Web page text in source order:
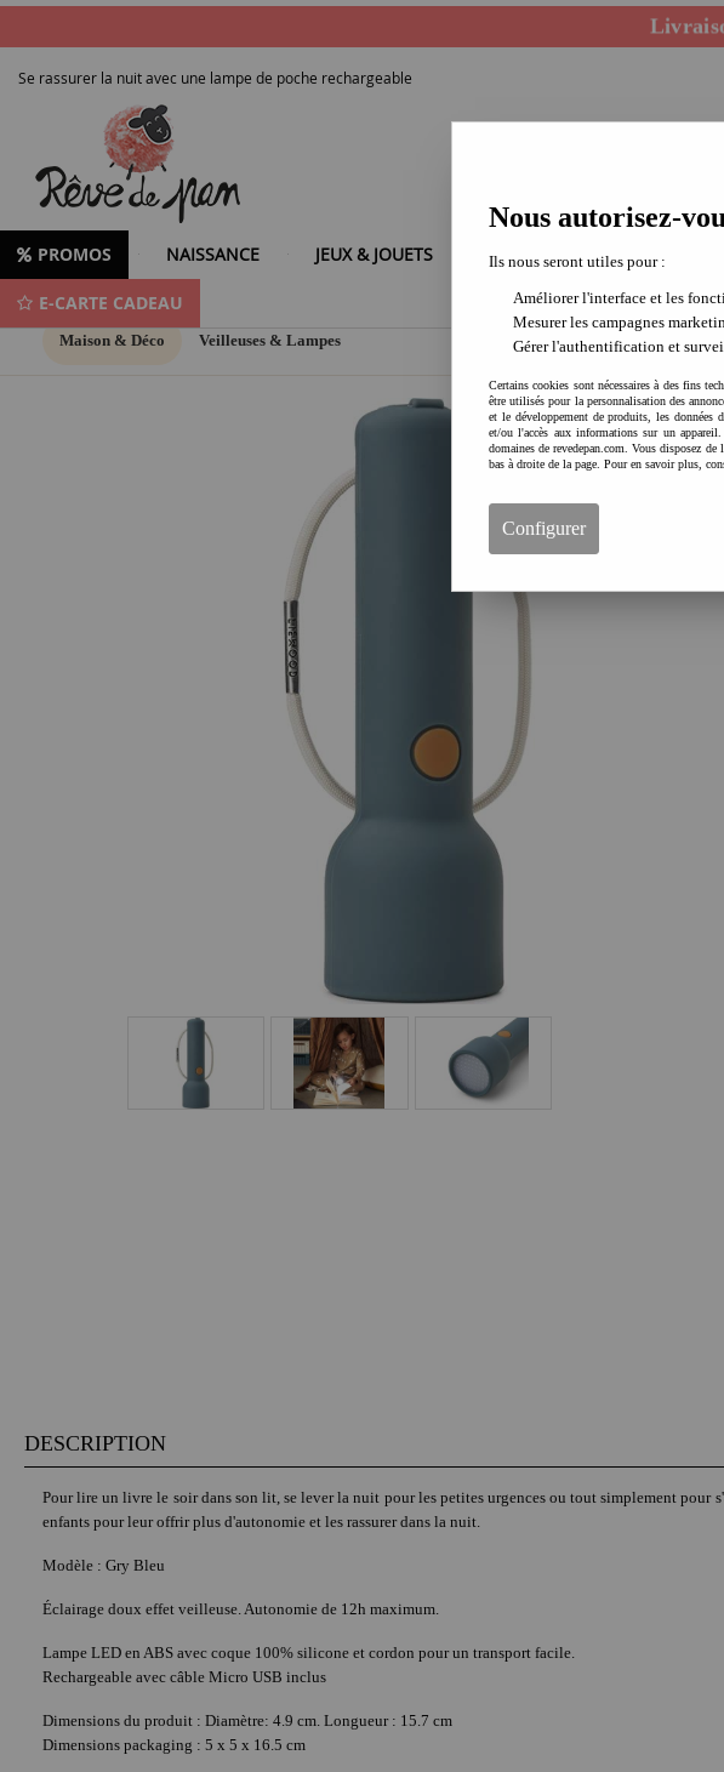
Se rassurer la nuit avec une lampe de poche rechargeable
PROMOS NAISSANCE JEUX & JOUETS LOISIRS CREATIFS
E-CARTE CADEAU
Maison & Déco Veilleuses & Lampes
DESCRIPTION
Pour lire un livre le soir dans son lit, se lever la nuit pour les petites urgences ou tout simplement pour
enfants pour leur offrir plus d'autonomie et les rassurer dans la nuit.
Modèle : Gry Bleu
Éclairage doux effet veilleuse. Autonomie de 12h maximum.
Lampe LED en ABS avec coque 100% silicone et cordon pour un transport facile.
Rechargeable avec câble Micro USB inclus
Dimensions du produit : Diamètre: 4.9 cm. Longueur : 15.7 cm
Dimensions packaging : 5 x 5 x 16.5 cm
Nous autorisez-
Ils nous seront utiles pour :
Améliorer l'interface et les
Mesurer les campagnes
Gérer l'authentification et
Certains cookies sont nécessaires à des fins
être utilisés pour la personnalisation des
et le développement de produits, les données
et/ou l'accès aux informations sur un
domaines de revedepan.com. Vous disposez
bas à droite de la page. Pour en savoir plus,
Configurer